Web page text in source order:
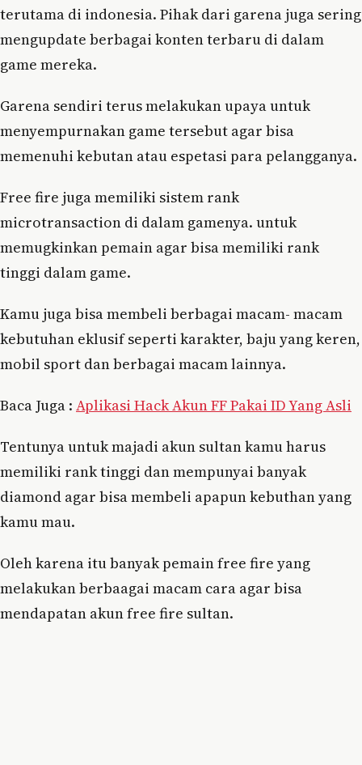
terutama di indonesia. Pihak dari garena juga sering
mengupdate berbagai konten terbaru di dalam
game mereka.
Garena sendiri terus melakukan upaya untuk
menyempurnakan game tersebut agar bisa
memenuhi kebutan atau espetasi para pelangganya.
Free fire juga memiliki sistem rank
microtransaction di dalam gamenya. untuk
memugkinkan pemain agar bisa memiliki rank
tinggi dalam game.
Kamu juga bisa membeli berbagai macam- macam
kebutuhan eklusif seperti karakter, baju yang keren,
mobil sport dan berbagai macam lainnya.
Baca Juga : Aplikasi Hack Akun FF Pakai ID Yang Asli
Tentunya untuk majadi akun sultan kamu harus
memiliki rank tinggi dan mempunyai banyak
diamond agar bisa membeli apapun kebuthan yang
kamu mau.
Oleh karena itu banyak pemain free fire yang
melakukan berbaagai macam cara agar bisa
mendapatan akun free fire sultan.